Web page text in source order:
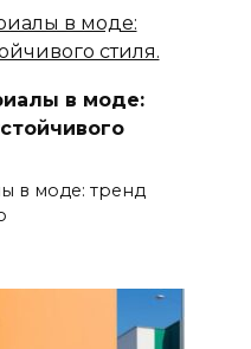
в моде:
в моде: тренд